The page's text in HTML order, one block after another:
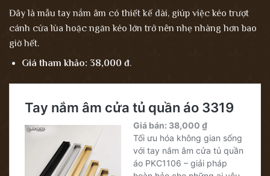
Đây là mẫu tay nắm âm có thiết kế dài, giúp việc kéo trượt
cánh cửa lùa hoặc ngăn kéo lớn trở nên nhẹ nhàng hơn bao
giờ hết.
Giá tham khảo: 38,000 đ.